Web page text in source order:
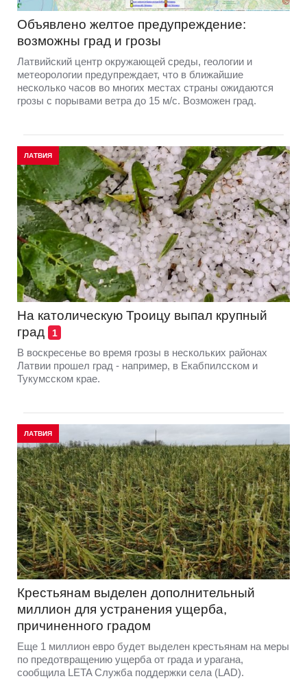
Объявлено желтое предупреждение:
возможны град и грозы
Латвийский центр окружающей среды, геологии и
метеорологии предупреждает, что в ближайшие
несколько часов во многих местах страны ожидаются
грозы с порывами ветра до 15 м/с. Возможен град.
ЛАТВИЯ
На католическую Троицу выпал крупный
град
1
В воскресенье во время грозы в нескольких районах
Латвии прошел град - например, в Екабпилсском и
Тукумсском крае.
ЛАТВИЯ
Крестьянам выделен дополнительный
миллион для устранения ущерба,
причиненного градом
Еще 1 миллион евро будет выделен крестьянам на меры
по предотвращению ущерба от града и урагана,
сообщила LETA Служба поддержки села (LAD).